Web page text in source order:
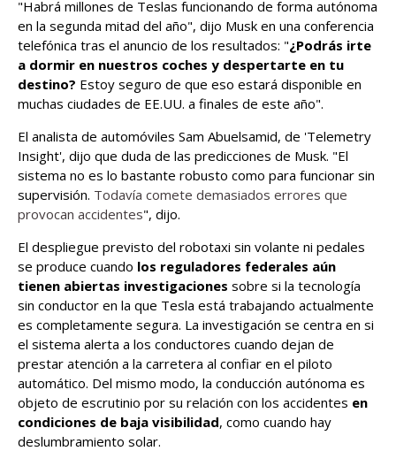
"Habrá millones de Teslas funcionando de forma autónoma
en la segunda mitad del año", dijo Musk en una conferencia
telefónica tras el anuncio de los resultados: "¿Podrás irte
a dormir en nuestros coches y despertarte en tu
destino? Estoy seguro de que eso estará disponible en
muchas ciudades de EE.UU. a finales de este año".
El analista de automóviles Sam Abuelsamid, de 'Telemetry
Insight', dijo que duda de las predicciones de Musk. "El
sistema no es lo bastante robusto como para funcionar sin
supervisión. Todavía comete demasiados errores que
provocan accidentes", dijo.
El despliegue previsto del robotaxi sin volante ni pedales
se produce cuando los reguladores federales aún
tienen abiertas investigaciones sobre si la tecnología
sin conductor en la que Tesla está trabajando actualmente
es completamente segura. La investigación se centra en si
el sistema alerta a los conductores cuando dejan de
prestar atención a la carretera al confiar en el piloto
automático. Del mismo modo, la conducción autónoma es
objeto de escrutinio por su relación con los accidentes en
condiciones de baja visibilidad, como cuando hay
deslumbramiento solar.